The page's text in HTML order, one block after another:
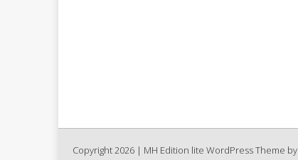
Copyright 2026 | MH Edition lite WordPress Theme by